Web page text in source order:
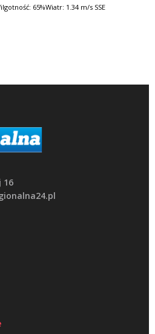
65%Wiatr: 1.34 m/s SSE
16